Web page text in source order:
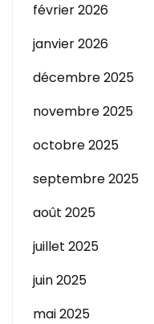
février 2026
janvier 2026
décembre 2025
novembre 2025
octobre 2025
septembre 2025
août 2025
juillet 2025
juin 2025
mai 2025